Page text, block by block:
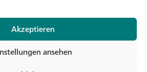
Akzeptieren
ansehen
Banholzer AG
Impressum